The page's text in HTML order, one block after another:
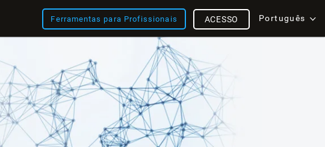
Ferramentas para Profissionais Português
ACESSO